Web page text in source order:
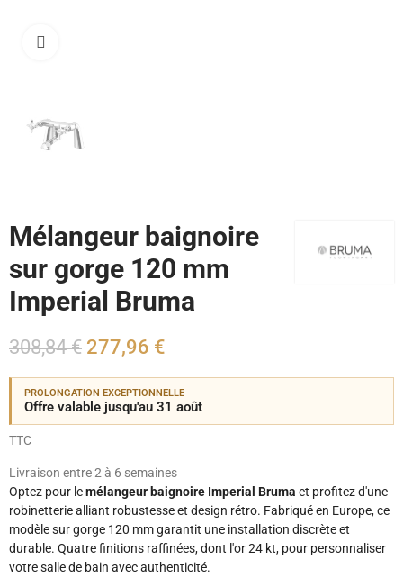
Mélangeur baignoire
sur gorge 120 mm
Imperial Bruma
308,84 € 277,96 €
PROLONGATION EXCEPTIONNELLE
Offre valable jusqu'au 31 août
TTC
Livraison entre 2 à 6 semaines
Optez pour lemélangeur baignoire Imperial Bruma et profitez d'une
robinetterie alliant robustesse et design rétro. Fabriqué en Europe, ce
modèle sur gorge 120 mm garantit une installation discrète et
durable. Quatre finitions raffinées, dont l'or 24 kt, pour personnaliser
votre salle de bain avec authenticité.